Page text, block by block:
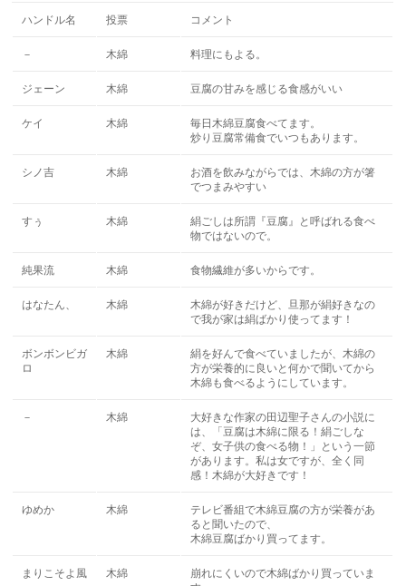
ハンドル名 投票 コメント
－ 木綿 料理にもよる。
ジェーン 木綿 豆腐の甘みを感じる食感がいい
ケイ 木綿
毎日木綿豆腐食べてます。
炒り豆腐常備食でいつもあります。
シノ吉 木綿
お酒を飲みながらでは、木綿の方が箸
でつまみやすい
すぅ 木綿
絹ごしは所謂『豆腐』と呼ばれる食べ
物ではないので。
純果流 木綿 食物繊維が多いからです。
はなたん、 木綿
木綿が好きだけど、旦那が絹好きなの
で我が家は絹ばかり使ってます！
ボンボンビガ
ロ
木綿
絹を好んで食べていましたが、木綿の
方が栄養的に良いと何かで聞いてから
木綿も食べるようにしています。
－ 木綿
大好きな作家の田辺聖子さんの小説に
は、「豆腐は木綿に限る！絹ごしな
ぞ、女子供の食べる物！」という一節
があります。私は女ですが、全く同
感！木綿が大好きです！
ゆめか 木綿
テレビ番組で木綿豆腐の方が栄養があ
ると聞いたので、
木綿豆腐ばかり買ってます。
まりこそよ風 木綿
崩れにくいので木綿ばかり買っていま